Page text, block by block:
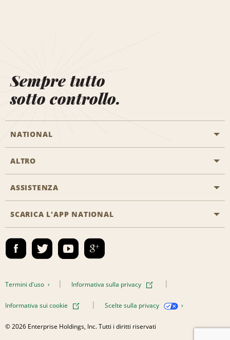
Sempre tutto
sotto controllo.
NATIONAL
Inizia una prenotazione
Programmi business
Emerald Club Accedi
ALTRO
Offerte di lavoro
ASSISTENZA
Accessibilità
Contatti
SCARICA L'APP NATIONAL
Termini d'uso Informativa sulla privacy
Informativa sui cookie Scelte sulla privacy
© 2026 Enterprise Holdings, Inc. Tutti i diritti riservati